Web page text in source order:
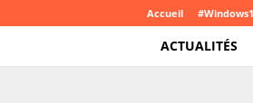
Accueil
ACTUALITÉS